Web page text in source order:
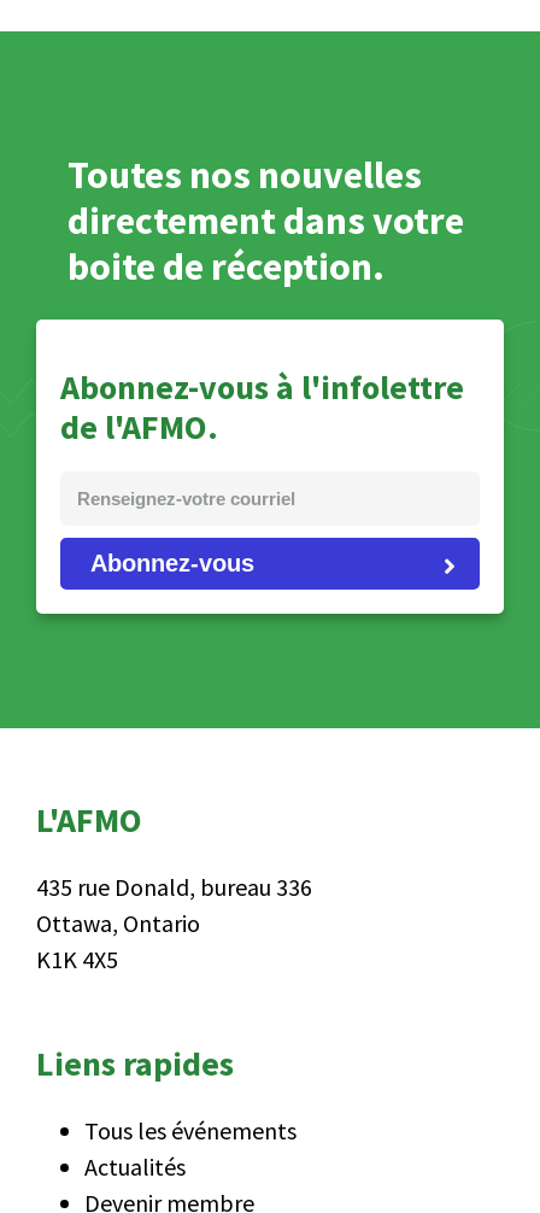
Toutes nos nouvelles
directement dans votre
boite de réception.
Abonnez-vous à l'infolettre
de l'AFMO.
Abonnez-vous
L'AFMO
435 rue Donald, bureau 336
Ottawa, Ontario
K1K 4X5
Liens rapides
Tous les événements
Actualités
Devenir membre